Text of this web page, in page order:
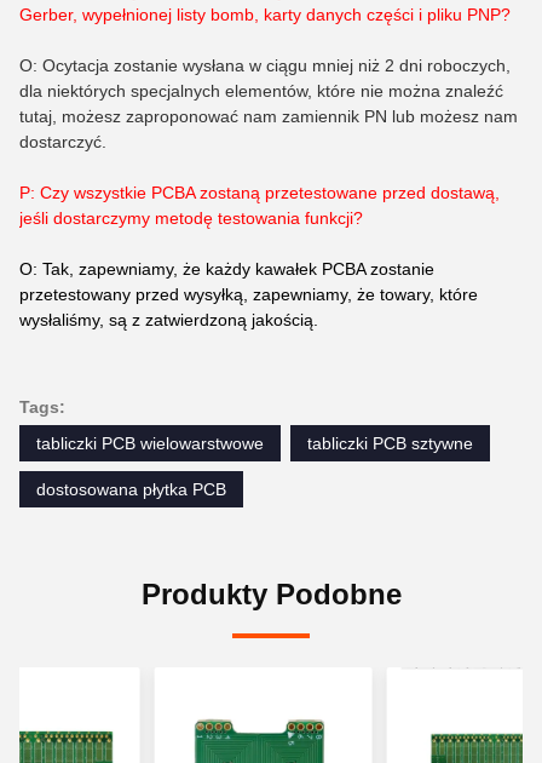
Gerber, wypełnionej listy bomb, karty danych części i pliku PNP?
O: Ocytacja zostanie wysłana w ciągu mniej niż 2 dni roboczych,
dla niektórych specjalnych elementów, które nie można znaleźć
tutaj, możesz zaproponować nam zamiennik PN lub możesz nam
dostarczyć.
P: Czy wszystkie PCBA zostaną przetestowane przed dostawą,
jeśli dostarczymy metodę testowania funkcji?
O: Tak, zapewniamy, że każdy kawałek PCBA zostanie
przetestowany przed wysyłką, zapewniamy, że towary, które
wysłaliśmy, są z zatwierdzoną jakością.
Tags:
tabliczki PCB wielowarstwowe
tabliczki PCB sztywne
dostosowana płytka PCB
Produkty Podobne